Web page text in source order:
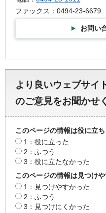
ファックス：0494-23-6679
お問い
より良いウェブサイ
のご意見をお聞かせ
このページの情報は役に立
1：役に立った
2：ふつう
3：役に立たなかった
このページの情報は見つけ
1：見つけやすかった
2：ふつう
3：見つけにくかった